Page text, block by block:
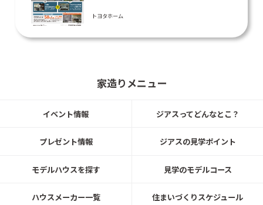
トヨタホーム
地登場！！
2026.6.26㈮～7.31㈮
名取市愛島郷モデルハウス見学可能！
トヨタホーム
家造りメニュー
イベント情報
プレゼント情報
モデルハウスを探す
ハウスメーカー一覧
ジアスってどんなとこ？
ジアスの見学ポイント
見学のモデルコース
住まいづくりスケジュール